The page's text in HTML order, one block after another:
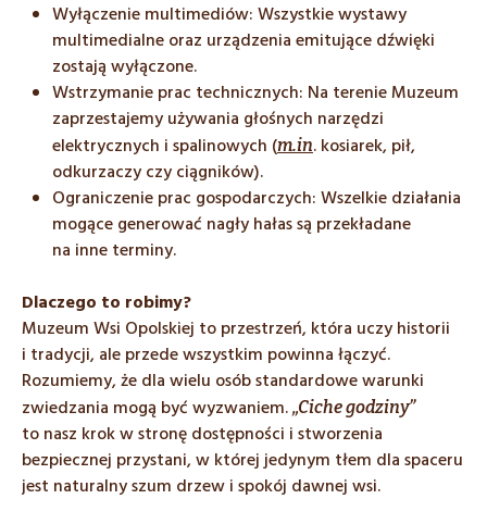
Wyłączenie multimediów: Wszystkie wystawy
multimedialne oraz urządzenia emitujące dźwięki
zostają wyłączone.
Wstrzymanie prac technicznych: Na terenie Muzeum
zaprzestajemy używania głośnych narzędzi
elektrycznych i spalinowych (m.in. kosiarek, pił,
odkurzaczy czy ciągników).
Ograniczenie prac gospodarczych: Wszelkie działania
mogące generować nagły hałas są przekładane
na inne terminy.
Dlaczego to robimy?
Muzeum Wsi Opolskiej to przestrzeń, która uczy historii
i tradycji, ale przede wszystkim powinna łączyć.
Rozumiemy, że dla wielu osób standardowe warunki
zwiedzania mogą być wyzwaniem.„Ciche godziny”
to nasz krok w stronę dostępności i stworzenia
bezpiecznej przystani, w której jedynym tłem dla spaceru
jest naturalny szum drzew i spokój dawnej wsi.